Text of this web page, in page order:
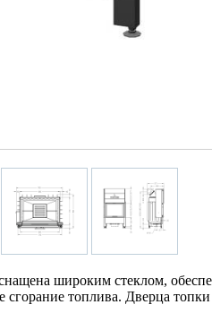
широким стеклом,
сгорание топлива. Дверца